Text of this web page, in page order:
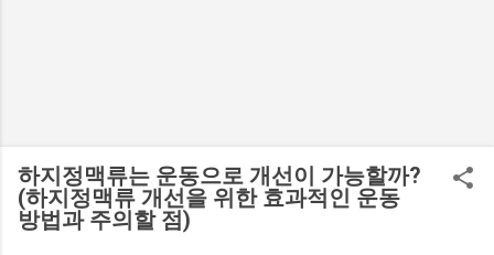
하지정맥류는 운동으로 개선이 가능할까?
(하지정맥류 개선을 위한 효과적인 운동
방법과 주의할 점)